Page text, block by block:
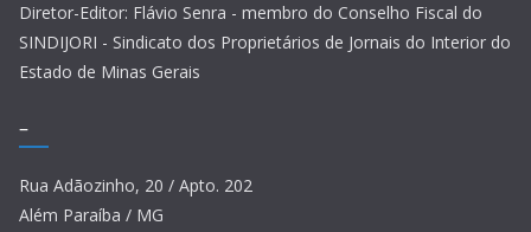
Diretor-Editor: Flávio Senra - membro do Conselho Fiscal do
SINDIJORI - Sindicato dos Proprietários de Jornais do Interior do
Estado de Minas Gerais
–
Rua Adãozinho, 20 / Apto. 202
Além Paraíba / MG